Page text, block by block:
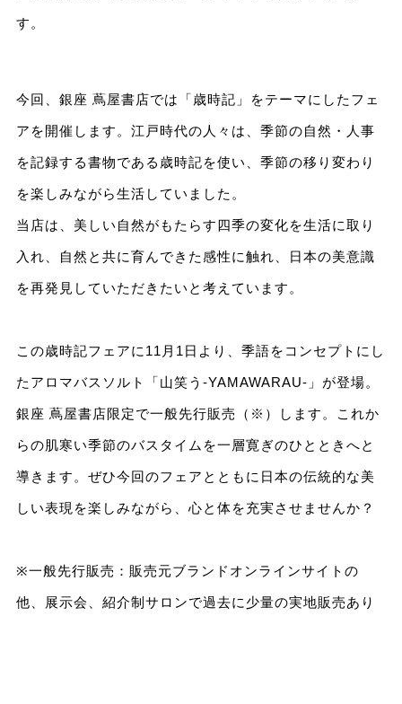
す。
今回、銀座 蔦屋書店では「歳時記」をテーマにしたフェ
アを開催します。江戸時代の人々は、季節の自然・人事
を記録する書物である歳時記を使い、季節の移り変わり
を楽しみながら生活していました。
当店は、美しい自然がもたらす四季の変化を生活に取り
入れ、自然と共に育んできた感性に触れ、日本の美意識
を再発見していただきたいと考えています。
この歳時記フェアに11月1日より、季語をコンセプトにし
たアロマバスソルト「山笑う-YAMAWARAU-」が登場。
銀座 蔦屋書店限定で一般先行販売（※）します。これか
らの肌寒い季節のバスタイムを一層寛ぎのひとときへと
導きます。ぜひ今回のフェアとともに日本の伝統的な美
しい表現を楽しみながら、心と体を充実させませんか？
※一般先行販売：販売元ブランドオンラインサイトの
他、展示会、紹介制サロンで過去に少量の実地販売あり